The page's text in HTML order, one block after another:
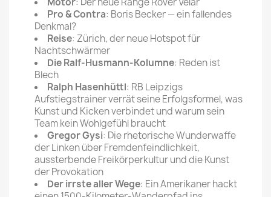
Pro & Contra: Boris Becker — ein fallendes
Denkmal?
Reise: Zürich, der neue Hotspot für
Nachtschwärmer
Die Ralf-Husmann-Kolumne: Reden ist
Blech
Ralph Hasenhüttl: RB Leipzigs
Aufstiegstrainer verrät seine Erfolgsformel, was
Kunst und Kicken verbindet und warum sein
Team kein Wohlgefühl braucht
Gregor Gysi: Die rhetorische Wunderwaffe
der Linken über Fremdenfeindlichkeit,
aussterbende Freikörperkultur und die Kunst
der Provokation
Der irrste aller Wege: Ein Amerikaner hackt